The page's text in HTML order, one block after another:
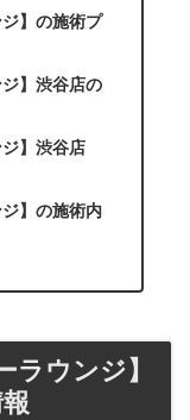
】の施術プ
】渋谷店の
】渋谷店
】の施術内
ラウンジ】